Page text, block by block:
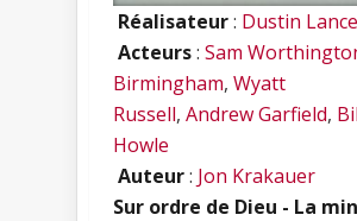
Réalisateur: Dustin
Acteurs: Sam
Birmingham, Wyatt
Russell, Andrew Garfield,
Howle
Auteur: Jon Krakauer
Sur ordre de Dieu - La